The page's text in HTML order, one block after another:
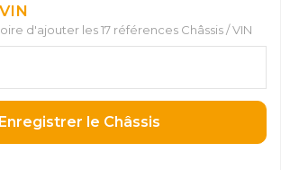
d'ajouter les 17 références Châssis / VIN
Enregistrer le Châssis